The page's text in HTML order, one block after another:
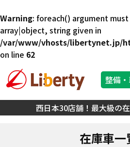
Warning: foreach() argument
array|object, string given in
/var/www/vhosts/libertynet.jp/
on line 62
西日本30店舗！最大級の
整備
在庫車一